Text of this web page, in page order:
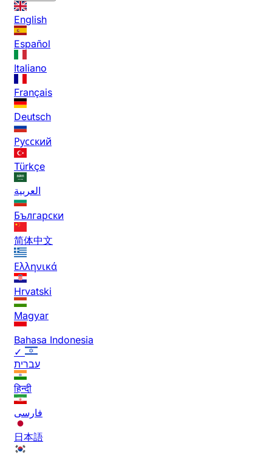
English
Español
Italiano
Français
Deutsch
Русский
Türkçe
العربية
Български
简体中文
Ελληνικά
Hrvatski
Magyar
Bahasa Indonesia
✓
עברית
हिन्दी
فارسی
日本語